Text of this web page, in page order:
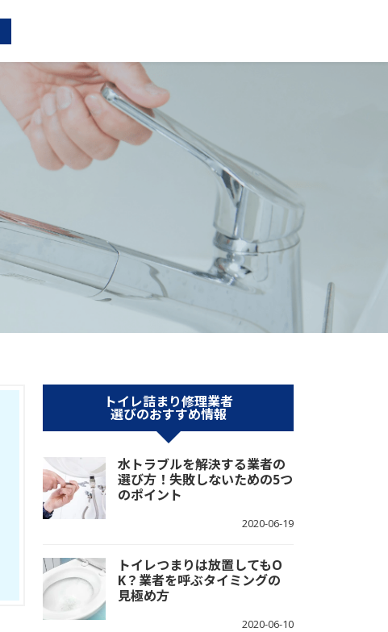
トイレ詰まり修理業者
選びのおすすめ情報
水トラブルを解決する業者の
選び方！失敗しないための5つ
のポイント
2020-06-19
トイレつまりは放置してもO
K？業者を呼ぶタイミングの
見極め方
2020-06-10